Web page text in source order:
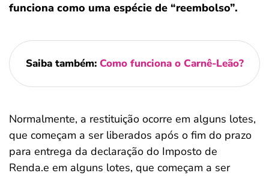
funciona como uma espécie de “reembolso”.
Saiba também: Como funciona o Carnê-Leão?
Normalmente, a restituição ocorre em alguns lotes,
que começam a ser liberados após o fim do prazo
para entrega da declaração do Imposto de
Renda.e em alguns lotes, que começam a ser